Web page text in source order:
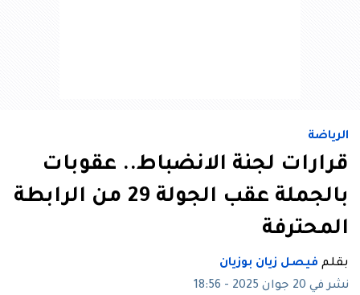
الرياضة
قرارات لجنة الانضباط.. عقوبات
بالجملة عقب الجولة 29 من الرابطة
المحترفة
بقلم فيصل زيان بوزيان
نشر في 20 جوان 2025 - 18:56